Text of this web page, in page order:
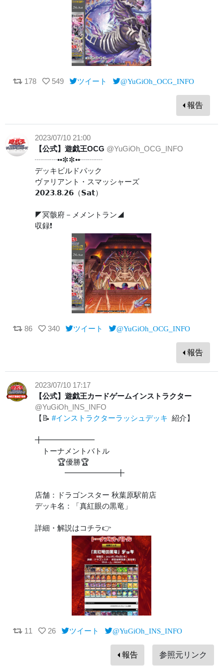
178 549 ツイート @YuGiOh_OCG_INFO
報告
2023/07/10 21:00
【公式】遊戯王OCG @YuGiOh_OCG_INFO
┈┈┈••✼✼••┈┈┈
デッキビルドパック
ヴァリアント・スマッシャーズ
𝟮𝟬𝟮𝟯.𝟴.𝟮𝟲（𝗦𝗮𝘁）
◤冥骸府－メメントラン◢
収録❗️
86 340 ツイート @YuGiOh_OCG_INFO
報告
2023/07/10 17:17
【公式】遊戯王カードゲームインストラクター
@YuGiOh_INS_INFO
【📝 #インストラクターラッシュデッキ 紹介】
╋━━━━━━━
トーナメントバトル
🏆優勝🏆
━━━━━━━╋
店舗：ドラゴンスター 秋葉原駅前店
デッキ名：「真紅眼の黒竜」
詳細・解説はコチラ👉
11 26 ツイート @YuGiOh_INS_INFO
報告 参照元リンク